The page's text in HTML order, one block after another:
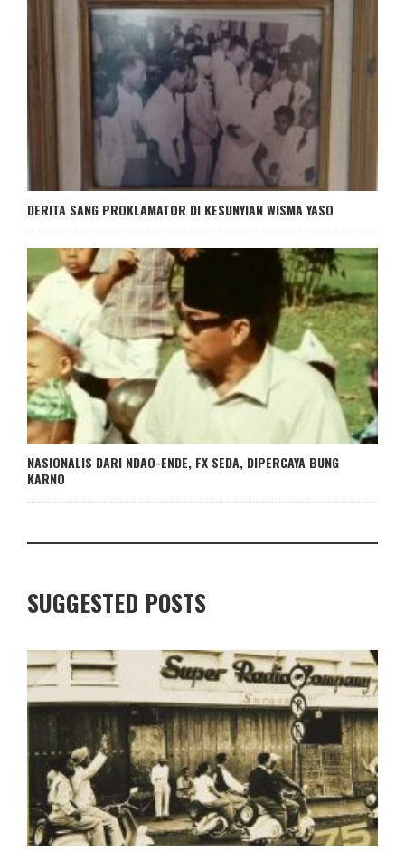
DERITA SANG PROKLAMATOR DI KESUNYIAN WISMA YASO
NASIONALIS DARI NDAO-ENDE, FX SEDA, DIPERCAYA BUNG
KARNO
SUGGESTED POSTS